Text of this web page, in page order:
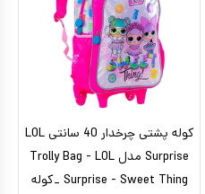
کوله پشتی چرخدار 40 سانتی LOL
Surprise مدل Trolly Bag - LOL
Surprise - Sweet Thing _کوله